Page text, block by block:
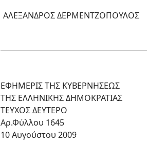
ΑΛΕΞΑΝΔΡΟΣ ΔΕΡΜΕΝΤΖΟΠΟΥΛΟΣ
ΕΦΗΜΕΡΙΣ ΤΗΣ ΚΥΒΕΡΝΗΣΕΩΣ
ΤΗΣ ΕΛΛΗΝΙΚΗΣ ΔΗΜΟΚΡΑΤΙΑΣ
ΤΕΥΧΟΣ ΔΕΥΤΕΡΟ
Αρ.Φύλλου 1645
10 Αυγούστου 2009